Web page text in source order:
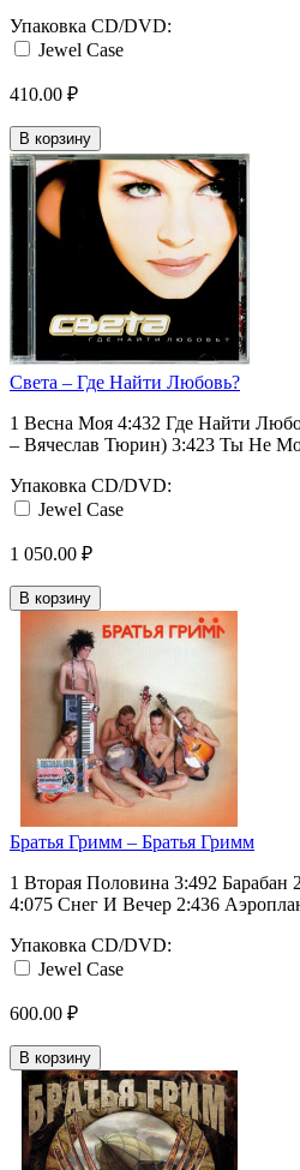
Упаковка CD/DVD:
Jewel Case
410.00 ₽
В корзину
Света ‎– Где Найти Любовь?
1 Весна Моя 4:432 Где Найти
– Вячеслав Тюрин) 3:423 Ты Не
Упаковка CD/DVD:
Jewel Case
1 050.00 ₽
В корзину
Братья Гримм ‎– Братья Гримм
1 Вторая Половина 3:492 Барабан
4:075 Снег И Вечер 2:436
Упаковка CD/DVD:
Jewel Case
600.00 ₽
В корзину